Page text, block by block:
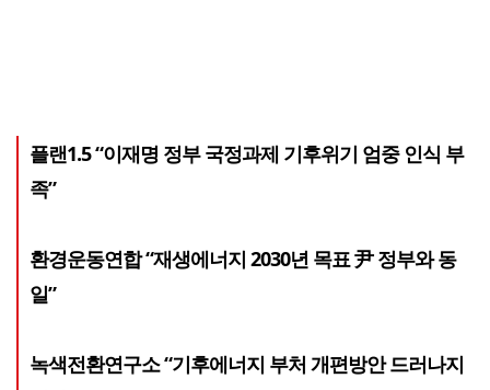
플랜1.5 “이재명 정부 국정과제 기후위기 엄중 인식 부
족”
환경운동연합 “재생에너지 2030년 목표 尹 정부와 동
일”
녹색전환연구소 “기후에너지 부처 개편방안 드러나지